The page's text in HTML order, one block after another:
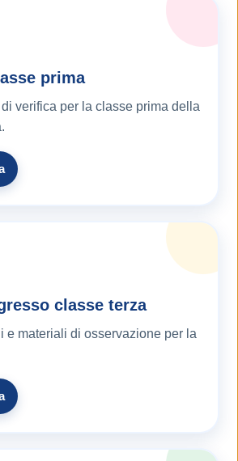
prima
verifica per la classe prima della
classe terza
e materiali di osservazione per la